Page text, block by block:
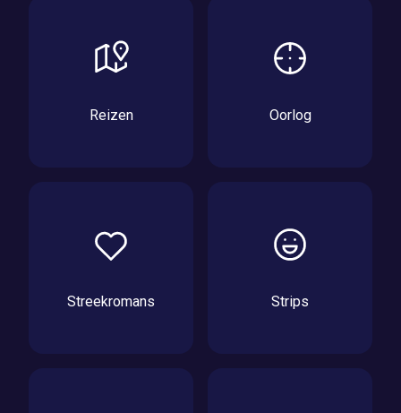
Reizen Oorlog
Streekromans Strips